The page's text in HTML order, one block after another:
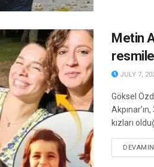
Metin
JULY 7,
Göksel
kızları